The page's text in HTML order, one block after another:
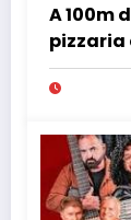
A 100m
pizzaria